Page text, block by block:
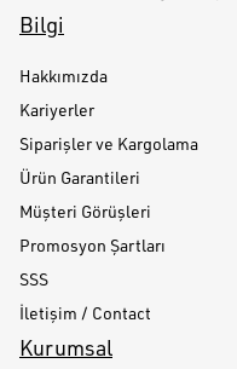
Bilgi
Hakkımızda
Kariyerler
Siparişler ve Kargolama
Ürün Garantileri
Müşteri Görüşleri
Promosyon Şartları
SSS
İletişim / Contact
Kurumsal